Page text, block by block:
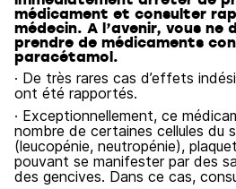
médicament et consulter
médecin. A l’avenir, vous ne
prendre de médicaments
paracétamol.
· De très rares cas d’effets
ont été rapportés.
· Exceptionnellement, ce
nombre de certaines cellules du
(leucopénie, neutropénie),
pouvant se manifester par des
des gencives. Dans ce cas,